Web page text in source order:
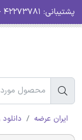
پشتیبانی:
ایران عرضه